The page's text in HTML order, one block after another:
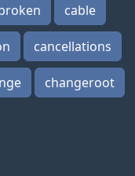
cable
cancellations
changeroot